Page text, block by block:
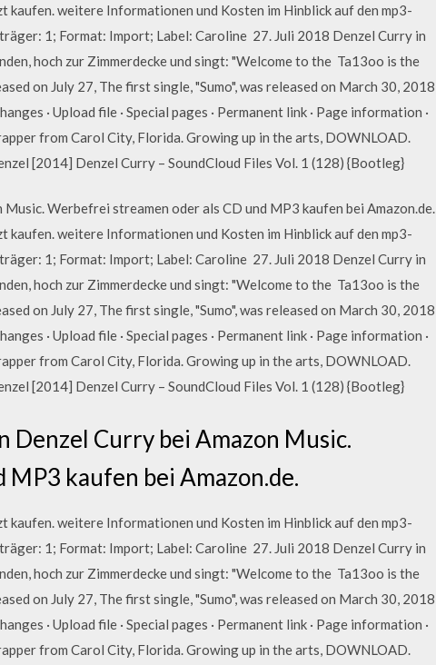
kaufen. weitere Informationen und Kosten im Hinblick auf den mp3-
1; Format: Import; Label: Caroline 27. Juli 2018 Denzel Curry in
hoch zur Zimmerdecke und singt: "Welcome to the Ta13oo is the
on July 27, The first single, "Sumo", was released on March 30, 2018
· Upload file · Special pages · Permanent link · Page information ·
from Carol City, Florida. Growing up in the arts, DOWNLOAD.
[2014] Denzel Curry – SoundCloud Files Vol. 1 (128) {Bootleg}
Werbefrei streamen oder als CD und MP3 kaufen bei Amazon.de.
weitere Informationen und Kosten im Hinblick auf den mp3-
1; Format: Import; Label: Caroline 27. Juli 2018 Denzel Curry in
hoch zur Zimmerdecke und singt: "Welcome to the Ta13oo is the
on July 27, The first single, "Sumo", was released on March 30, 2018
· Upload file · Special pages · Permanent link · Page information ·
from Carol City, Florida. Growing up in the arts, DOWNLOAD.
[2014] Denzel Curry – SoundCloud Files Vol. 1 (128) {Bootleg}
Denzel Curry bei Amazon Music.
kaufen bei Amazon.de.
kaufen. weitere Informationen und Kosten im Hinblick auf den mp3-
1; Format: Import; Label: Caroline 27. Juli 2018 Denzel Curry in
hoch zur Zimmerdecke und singt: "Welcome to the Ta13oo is the
on July 27, The first single, "Sumo", was released on March 30, 2018
· Upload file · Special pages · Permanent link · Page information ·
from Carol City, Florida. Growing up in the arts, DOWNLOAD.